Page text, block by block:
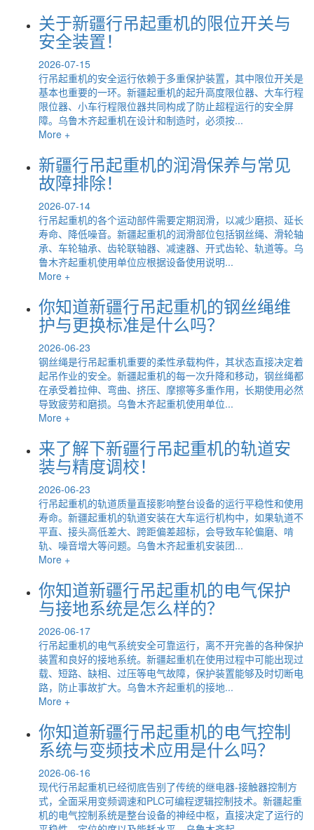
关于新疆行吊起重机的限位开关与
安全装置！
2026-07-15
行吊起重机的安全运行依赖于多重保护装置，其中限位开关是
基本也重要的一环。新疆起重机的起升高度限位器、大车行程
限位器、小车行程限位器共同构成了防止超程运行的安全屏
障。乌鲁木齐起重机在设计和制造时，必须按...
More +
新疆行吊起重机的润滑保养与常见
故障排除！
2026-07-14
行吊起重机的各个运动部件需要定期润滑，以减少磨损、延长
寿命、降低噪音。新疆起重机的润滑部位包括钢丝绳、滑轮轴
承、车轮轴承、齿轮联轴器、减速器、开式齿轮、轨道等。乌
鲁木齐起重机使用单位应根据设备使用说明...
More +
你知道新疆行吊起重机的钢丝绳维
护与更换标准是什么吗？
2026-06-23
钢丝绳是行吊起重机重要的柔性承载构件，其状态直接决定着
起吊作业的安全。新疆起重机的每一次升降和移动，钢丝绳都
在承受着拉伸、弯曲、挤压、摩擦等多重作用，长期使用必然
导致疲劳和磨损。乌鲁木齐起重机使用单位...
More +
来了解下新疆行吊起重机的轨道安
装与精度调校！
2026-06-23
行吊起重机的轨道质量直接影响整台设备的运行平稳性和使用
寿命。新疆起重机的轨道安装在大车运行机构中，如果轨道不
平直、接头高低差大、跨距偏差超标，会导致车轮偏磨、啃
轨、噪音增大等问题。乌鲁木齐起重机安装团...
More +
你知道新疆行吊起重机的电气保护
与接地系统是怎么样的？
2026-06-17
行吊起重机的电气系统安全可靠运行，离不开完善的各种保护
装置和良好的接地系统。新疆起重机在使用过程中可能出现过
载、短路、缺相、过压等电气故障，保护装置能够及时切断电
路，防止事故扩大。乌鲁木齐起重机的接地...
More +
你知道新疆行吊起重机的电气控制
系统与变频技术应用是什么吗？
2026-06-16
现代行吊起重机已经彻底告别了传统的继电器-接触器控制方
式，全面采用变频调速和PLC可编程逻辑控制技术。新疆起重
机的电气控制系统是整台设备的神经中枢，直接决定了运行的